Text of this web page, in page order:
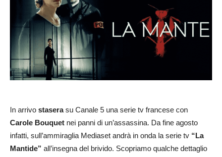
In arrivo staserasu Canale 5 una serie tv francese con
Carole Bouquet nei panni di un’assassina. Da fine agosto
infatti, sull’ammiraglia Mediaset andrà in onda la serie tv “La
Mantide” all’insegna del brivido. Scopriamo qualche dettaglio